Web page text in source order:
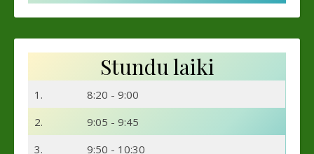
Stundu laiki
1.
8:20 - 9:00
2.
9:05 - 9:45
3.
9:50 - 10:30